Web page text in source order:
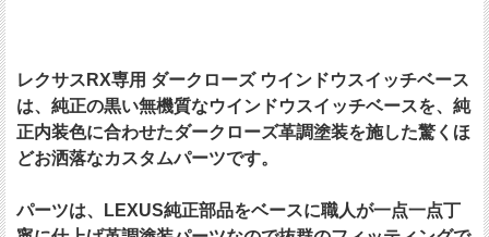
レクサスRX専用 ダークローズ ウインドウスイッチベース
は、純正の黒い無機質なウインドウスイッチベースを、純
正内装色に合わせたダークローズ革調塗装を施した驚くほ
どお洒落なカスタムパーツです。
パーツは、LEXUS純正部品をベースに職人が一点一点丁